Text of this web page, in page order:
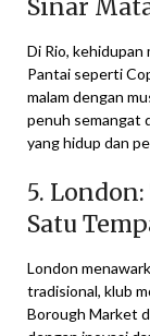
Sinar
Di Rio, kehidupan
Pantai seperti
malam dengan
penuh semangat
yang hidup dan
5.
Satu
London
tradisional, klub
Borough Market